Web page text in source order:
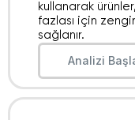
kullanarak
fazlası için
sağlanır.
Analizi